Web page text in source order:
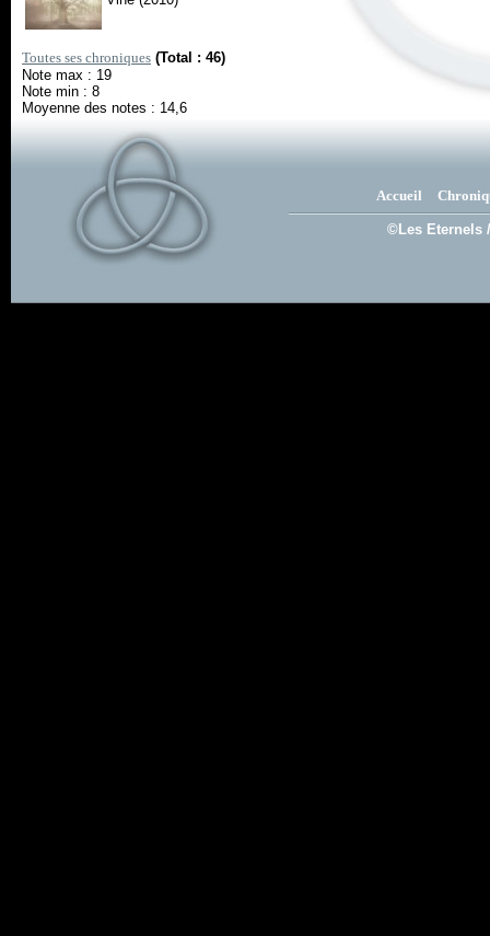
Toutes ses chroniques (Total : 46)
Note max : 19
Note min : 8
Moyenne des notes : 14,6
Accueil
©Les Eternels